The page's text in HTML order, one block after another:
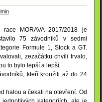
MORAVA 2017/2018 je
75 závodníků v sedmi
Formule 1, Stock a GT.
zezačátku chvíli trvalo,
to bylo lepší a lepší.
kteří kroužili až do 24
halou a čekali na otevření. Od